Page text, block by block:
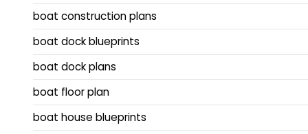
boat construction plans
boat dock blueprints
boat dock plans
boat floor plan
boat house blueprints